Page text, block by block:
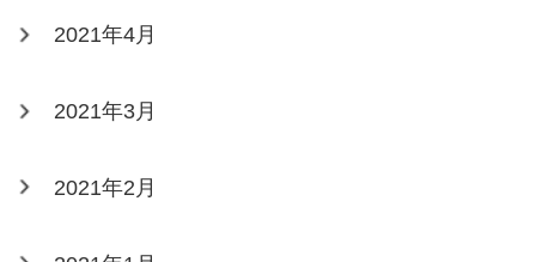
2021年4月
2021年3月
2021年2月